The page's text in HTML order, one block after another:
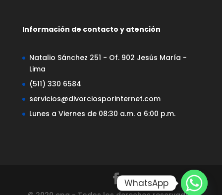
Información de contacto y atención
Natalio Sánchez 251 - Of. 902 Jesús María -
Lima
(511) 330 6584
servicios@divorciosporinternet.com
Lunes a Viernes de 08:30 a.m. a 6:00 p.m.
WhatsApp